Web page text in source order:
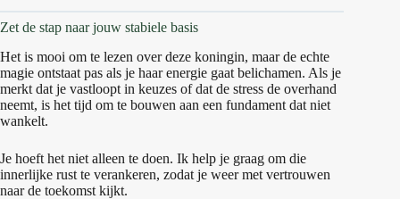
Zet de stap naar jouw stabiele basis
Het is mooi om te lezen over deze koningin, maar de echte
magie ontstaat pas als je haar energie gaat belichamen. Als je
merkt dat je vastloopt in keuzes of dat de stress de overhand
neemt, is het tijd om te bouwen aan een fundament dat niet
wankelt.
Je hoeft het niet alleen te doen. Ik help je graag om die
innerlijke rust te verankeren, zodat je weer met vertrouwen
naar de toekomst kijkt.